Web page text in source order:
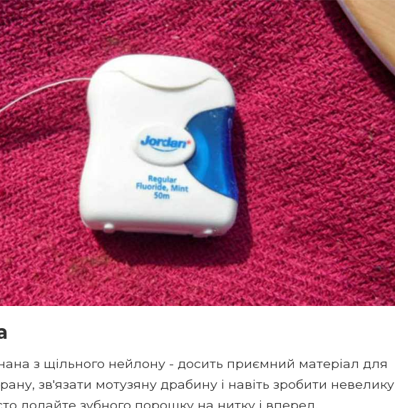
з щільного нейлону - досить приємний матеріал для
зв'язати мотузяну драбину і навіть зробити невелику
додайте зубного порошку на нитку і вперед,